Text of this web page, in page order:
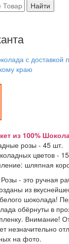
Найти
из 100%
розы - 45 шт.
цветов -
шляпная
- это ручная
из
шоколада!
обёрнуты в
Внимание!
незначительно
на фото.